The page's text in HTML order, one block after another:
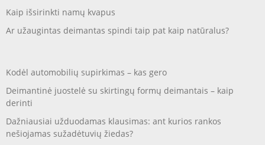
Kaip išsirinkti namų kvapus
Ar užaugintas deimantas spindi taip pat kaip natūralus?
Kodėl automobilių supirkimas – kas gero
Deimantinė juostelė su skirtingų formų deimantais – kaip
derinti
Dažniausiai užduodamas klausimas: ant kurios rankos
nešiojamas sužadėtuvių žiedas?